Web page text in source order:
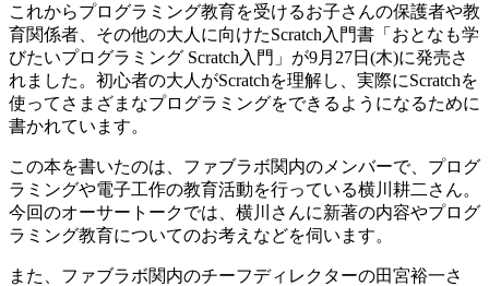
これからプログラミング教育を受けるお子さんの保護者や教
育関係者、その他の大人に向けたScratch入門書「おとなも学
びたいプログラミング Scratch入門」が9月27日(木)に発売さ
れました。初心者の大人がScratchを理解し、実際にScratchを
使ってさまざまなプログラミングをできるようになるために
書かれています。
この本を書いたのは、ファブラボ関内のメンバーで、プログ
ラミングや電子工作の教育活動を行っている横川耕二さん。
今回のオーサートークでは、横川さんに新著の内容やプログ
ラミング教育についてのお考えなどを伺います。
また、ファブラボ関内のチーフディレクターの田宮裕一さ